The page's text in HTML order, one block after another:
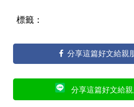
標籤：
分享這篇好文給親
分享這篇好文給親